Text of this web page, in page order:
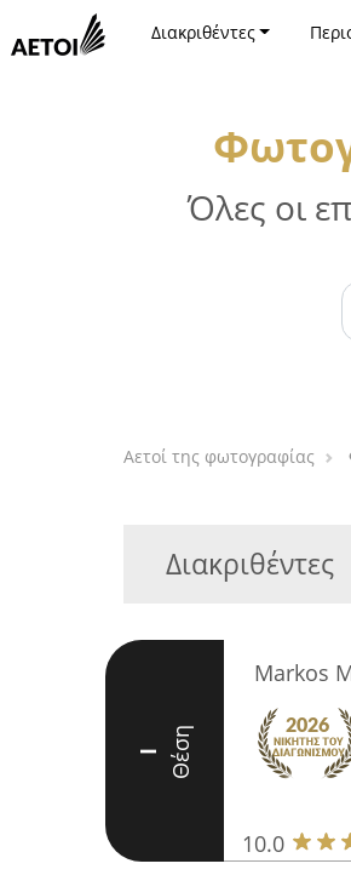
Διακριθέντες
Όλες οι
Αετοί της φωτογραφίας
Διακριθέντες
I Θέση
Markos
10.0